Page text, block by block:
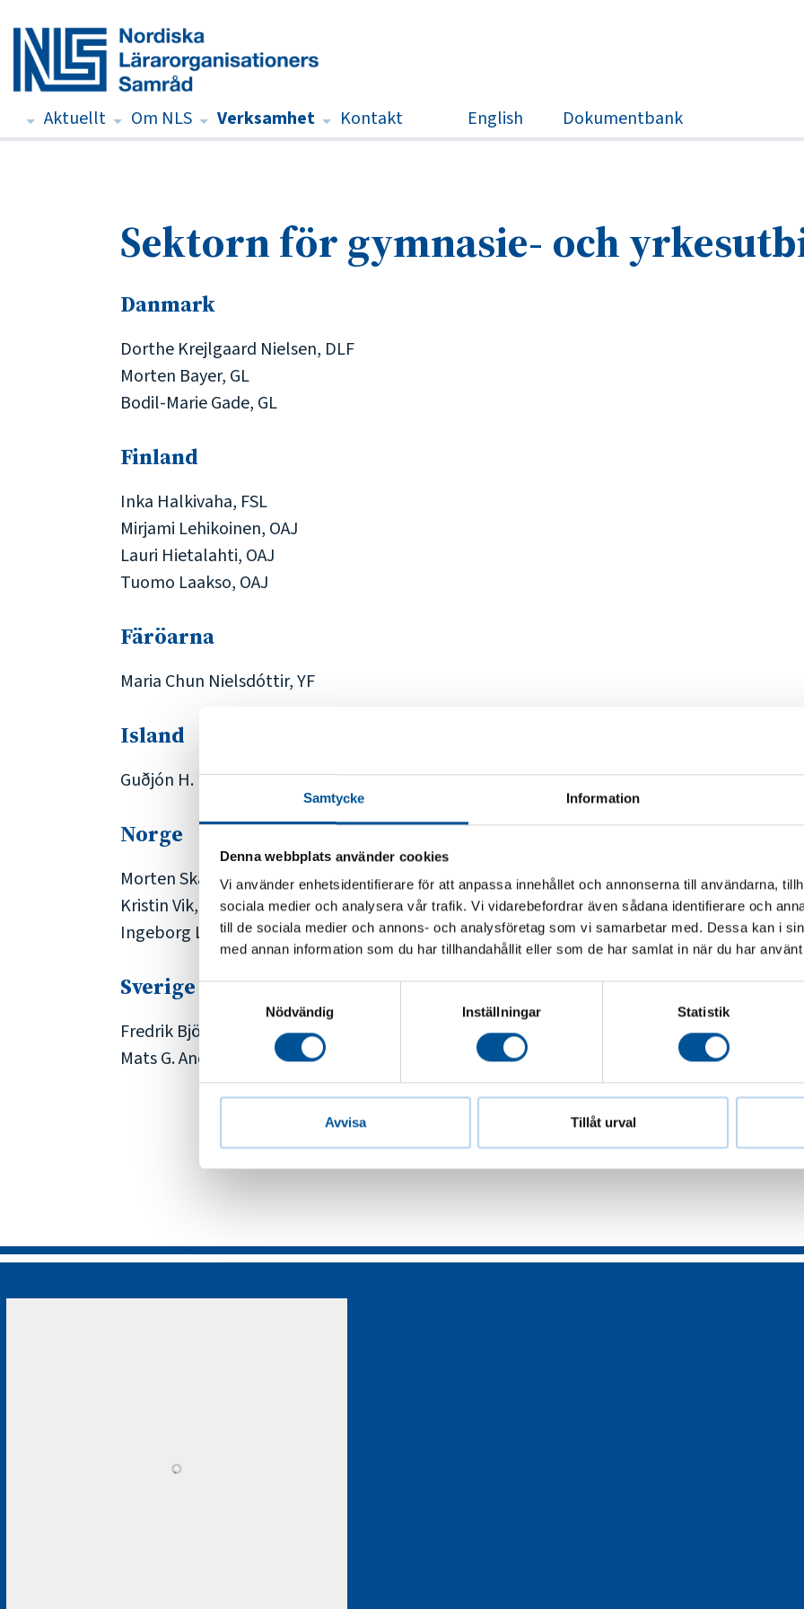
Samtycke Information
Denna webbplats använder cookies
Vi använder enhetsidentifierare för att anpassa innehållet och annonserna till användarna,
sociala medier och analysera vår trafik. Vi vidarebefordrar även sådana identifierare och
till de sociala medier och annons- och analysföretag som vi samarbetar med. Dessa kan i
med annan information som du har tillhandahållit eller som de har samlat in när du har
Nödvändig
Inställningar Statistik
Avvisa Tillåt urval
Aktuellt Om NLS Verksamhet Kontakt English Dokumentbank
Sektorn för gymnasie- och
Danmark
Dorthe Krejlgaard Nielsen, DLF
Morten Bayer, GL
Bodil-Marie Gade, GL
Finland
Inka Halkivaha, FSL
Mirjami Lehikoinen, OAJ
Lauri Hietalahti, OAJ
Tuomo Laakso, OAJ
Färöarna
Maria Chun Nielsdóttir, YF
Island
Guðjón H. Hauksson , KI
Norge
Morten Skauen Sørmo, Utdanningsforbundet
Kristin Vik, Utdanningsforbundet
Ingeborg L. Tyse, Utdanningsforbundet
Sverige
Fredrik Björkman, Sveriges Lärare
Mats G. Andersson, Sveriges Lärare